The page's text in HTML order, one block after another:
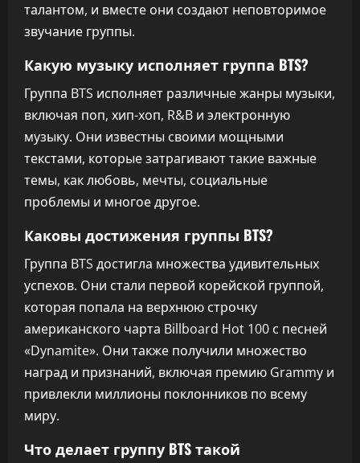
талантом, и вместе они создают неповторимое
звучание группы.
Какую музыку исполняет группа BTS?
Группа BTS исполняет различные жанры музыки,
включая поп, хип-хоп, R&B и электронную
музыку. Они известны своими мощными
текстами, которые затрагивают такие важные
темы, как любовь, мечты, социальные
проблемы и многое другое.
Каковы достижения группы BTS?
Группа BTS достигла множества удивительных
успехов. Они стали первой корейской группой,
которая попала на верхнюю строчку
американского чарта Billboard Hot 100 с песней
«Dynamite». Они также получили множество
наград и признаний, включая премию Grammy и
привлекли миллионы поклонников по всему
миру.
Что делает группу BTS такой